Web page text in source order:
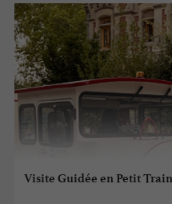
Visite Guidée en Petit